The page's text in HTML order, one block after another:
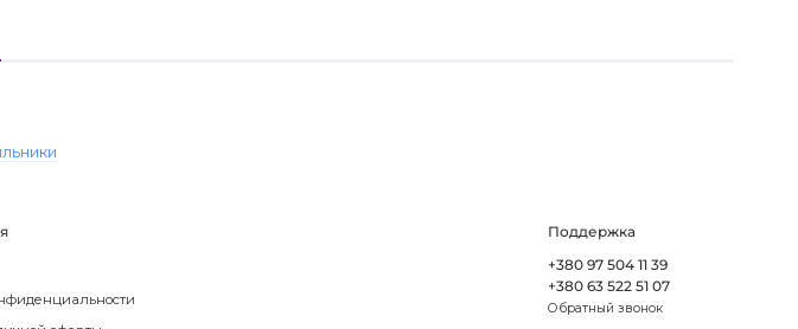
Поддержка
+380 97 504 11 39
+380 63 522 51 07
Обратный звонок